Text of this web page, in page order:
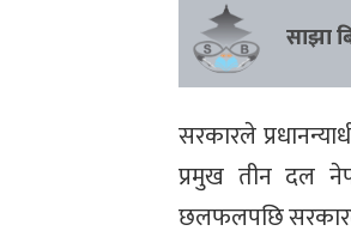
साझा
सरकारले
प्रमुख तीन दल
छलफलपछि सरकारले